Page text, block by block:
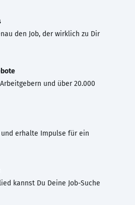
den Job, der wirklich zu Dir
und über 20.000
erhalte Impulse für ein
kannst Du Deine Job-Suche